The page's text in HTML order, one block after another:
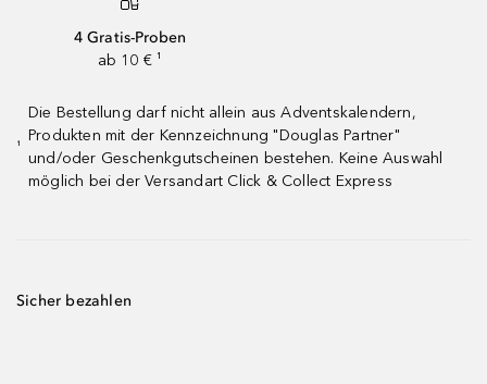
4 Gratis-Proben
ab 10 € ¹
¹
Die Bestellung darf nicht allein aus Adventskalendern,
Produkten mit der Kennzeichnung "Douglas Partner"
und/oder Geschenkgutscheinen bestehen. Keine Auswahl
möglich bei der Versandart Click & Collect Express
Sicher bezahlen